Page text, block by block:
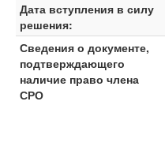
Дата вступления в силу
решения:
Сведения о документе,
подтверждающего
наличие право члена
СРО